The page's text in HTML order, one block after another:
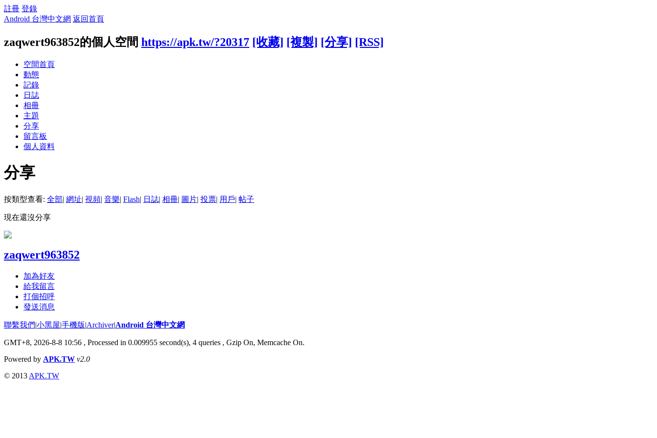
註冊 登錄
Android 台灣中文網 返回首頁
zaqwert963852的個人空間 https://apk.tw/?20317 [收藏] [複製] [分享] [RSS]
空間首頁
動態
記錄
日誌
相冊
主題
分享
留言板
個人資料
分享
按類型查看: 全部| 網址| 視頻| 音樂| Flash| 日誌| 相冊| 圖片| 投票| 用戶| 帖子
現在還沒分享
zaqwert963852
加為好友
給我留言
打個招呼
發送消息
聯繫我們|小黑屋|手機版|Archiver|Android 台灣中文網
GMT+8, 2026-8-8 10:56 , Processed in 0.009955 second(s), 4 queries , Gzip On, Memcache On.
Powered by APK.TW v2.0
© 2013 APK.TW